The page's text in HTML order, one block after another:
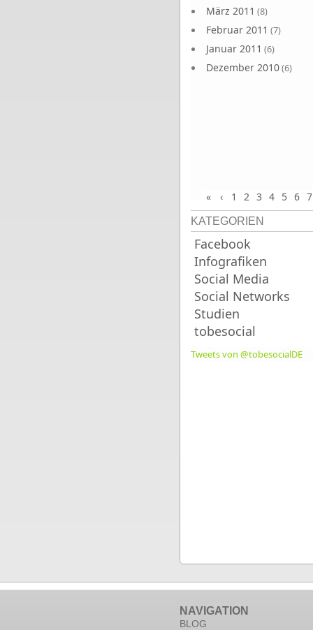
März 2011 (8)
Februar 2011 (7)
Januar 2011 (6)
Dezember 2010(6)
« ‹ 1 2 3 4 5 6 7
KATEGORIEN
Facebook
Infografiken
Social Media
Social Networks
Studien
tobesocial
Tweets von @tobesocialDE
NAVIGATION
BLOG